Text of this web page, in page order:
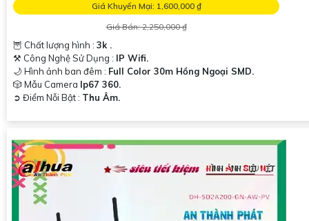
Giá Khuyến Mại: 1,600,000 ₫
Giá Bán: 2,250,000 ₫
🦉 Chất lượng hình : 3k .
⚒ Công Nghệ Sử Dụng : IP Wifi.
🌙 Hình ảnh ban đêm : Full Color 30m Hồng Ngoại SMD.
🎲 Mẫu Camera Ip67 360.
️➲ Điểm Nỗi Bật : Thu Âm.